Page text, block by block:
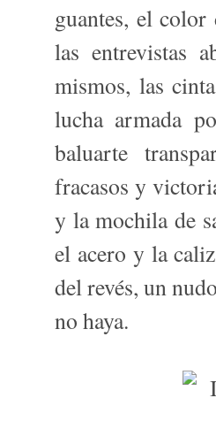
guantes, el
las en­trevistas
mismos, las
lucha armada
baluarte
fracasos y
y la mochila de
el acero y la
del revés, un
no haya.